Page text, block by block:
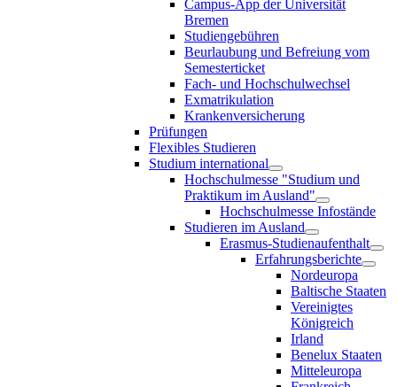
Campus-App der Universität
Bremen
Studiengebühren
Beurlaubung und Befreiung vom
Semesterticket
Fach- und Hochschulwechsel
Exmatrikulation
Krankenversicherung
Prüfungen
Flexibles Studieren
Studium international
Hochschulmesse "Studium und
Praktikum im Ausland"
Hochschulmesse Infostände
Studieren im Ausland
Erasmus-Studienaufenthalt
Erfahrungsberichte
Nordeuropa
Baltische Staaten
Vereinigtes
Königreich
Irland
Benelux Staaten
Mitteleuropa